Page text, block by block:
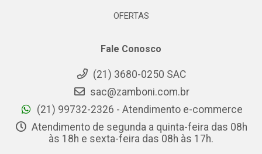
OFERTAS
Fale Conosco
(21) 3680-0250 SAC
sac@zamboni.com.br
(21) 99732-2326 - Atendimento e-commerce
Atendimento de segunda a quinta-feira das 08h
às 18h e sexta-feira das 08h às 17h.